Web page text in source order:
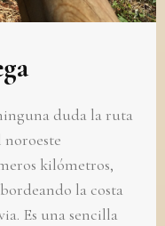
duda la ruta
noroeste
kilómetros,
la costa
Es una sencilla